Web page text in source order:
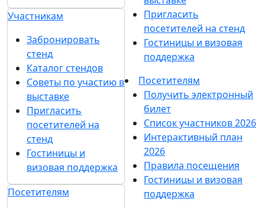
Участникам
Забронировать
стенд
Каталог стендов
Советы по участию в
выставке
Пригласить
посетителей на
стенд
Гостиницы и
визовая поддержка
Посетителям
Пригласить
посетителей на стенд
Гостиницы и визовая
поддержка
Посетителям
Получить электронный
билет
Список участников 2026
Интерактивный план
2026
Правила посещения
Гостиницы и визовая
поддержка